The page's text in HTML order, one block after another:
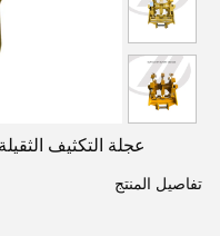
عجلة التكثيف
تفاصيل المنتج